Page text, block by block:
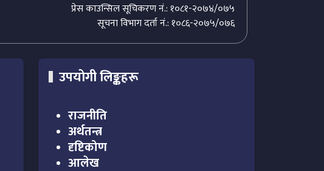
प्रेस काउन्सिल सूचिकरण नं.: १०८१-२०७४/०७५
सूचना विभाग दर्ता नं.: १०८६-२०७५/०७६
उपयोगी लिङ्कहरू
राजनीति
अर्थतन्त्र
दृष्टिकोण
आलेख